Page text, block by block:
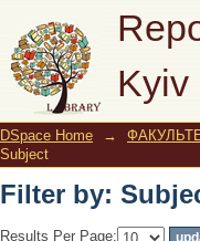
Kyiv
Filter by:
DSpace Home →
Subject
Filter by:
Results Per Page: